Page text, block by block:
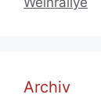
Archiv